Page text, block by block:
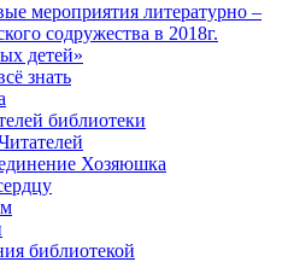
мероприятия литературно –
содружества в 2018г.
детей»
знать
библиотеки
Хозяюшка
библиотекой